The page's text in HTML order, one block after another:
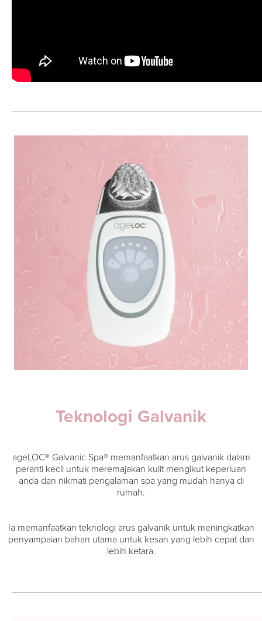
Teknologi Galvanik
ageLOC® Galvanic Spa® memanfaatkan arus galvanik dalam
peranti kecil untuk meremajakan kulit mengikut keperluan
anda dan nikmati pengalaman spa yang mudah hanya di
rumah.
Ia memanfaatkan teknologi arus galvanik untuk meningkatkan
penyampaian bahan utama untuk kesan yang lebih cepat dan
lebih ketara.